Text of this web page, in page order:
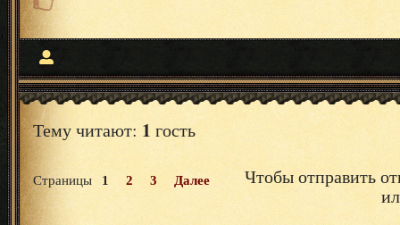
Тему читают: 1 гость
Страницы 1 2 3 Далее
Чтобы отправить